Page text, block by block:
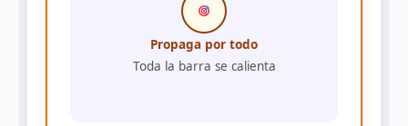
Propaga por todo
Toda la barra se calienta